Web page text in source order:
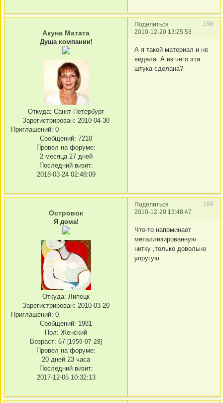
Поделиться
198
2010-12-20 13:25:53
Акуна Матата
Душа компании!
Откуда: Санкт-Петербург
Зарегистрирован: 2010-04-30
Приглашений: 0
Сообщений: 7210
Провел на форуме:
2 месяца 27 дней
Последний визит:
2018-03-24 02:48:09
А я такой материал и не
видела. А из чего эта
штука сделана?
Поделиться
199
2010-12-20 13:48:47
Островок
Я дома!
Откуда: Липецк
Зарегистрирован: 2010-03-20
Приглашений: 0
Сообщений: 1981
Пол: Женский
Возраст: 67 [1959-07-28]
Провел на форуме:
20 дней 23 часа
Последний визит:
2017-12-05 10:32:13
Что-то напоминает
металлизированную
нитку ,только довольно
упругую